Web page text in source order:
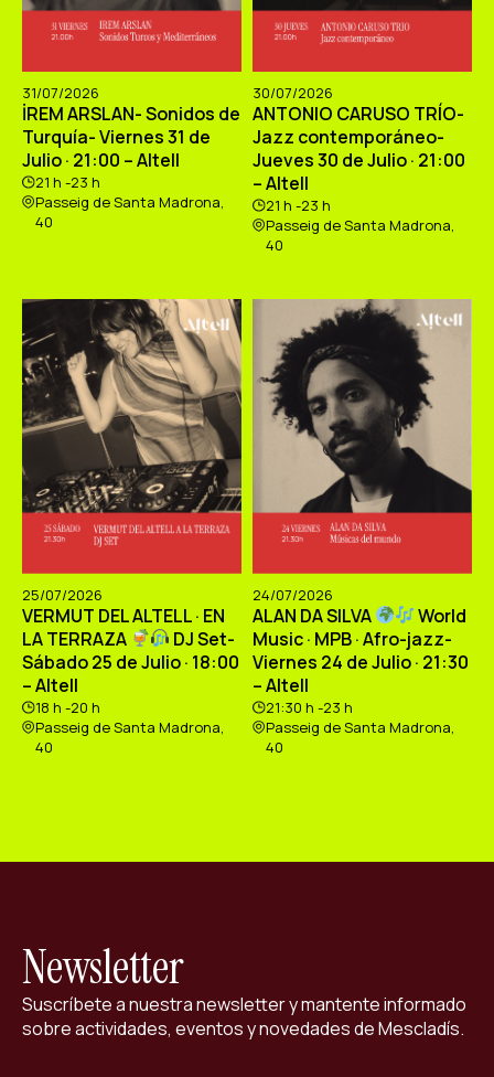
31/07/2026
İREM ARSLAN- Sonidos de
Turquía- Viernes 31 de
Julio · 21:00 – Altell
21 h -23 h
Passeig de Santa Madrona,
40
30/07/2026
ANTONIO CARUSO TRÍO-
Jazz contemporáneo-
Jueves 30 de Julio · 21:00
– Altell
21 h -23 h
Passeig de Santa Madrona,
40
25/07/2026
VERMUT DEL ALTELL · EN
LA TERRAZA
DJ Set-
Sábado 25 de Julio · 18:00
– Altell
18 h -20 h
Passeig de Santa Madrona,
40
24/07/2026
ALAN DA SILVA
World
Music · MPB · Afro-jazz-
Viernes 24 de Julio · 21:30
– Altell
21:30 h -23 h
Passeig de Santa Madrona,
40
Newsletter
Suscríbete a nuestra newsletter y mantente informado
sobre actividades, eventos y novedades de Mescladís.